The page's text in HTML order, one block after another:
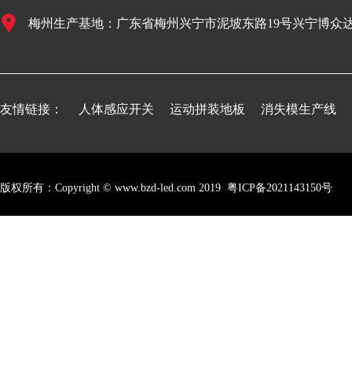
梅州生产基地：广东省梅州兴宁市泥坡东路19号兴宁博众
友情链接： 人体感应开关 运动拼装地板 消失模生产线
版权所有：Copyright © www.bzd-led.com 2019 粤ICP备2021143150号